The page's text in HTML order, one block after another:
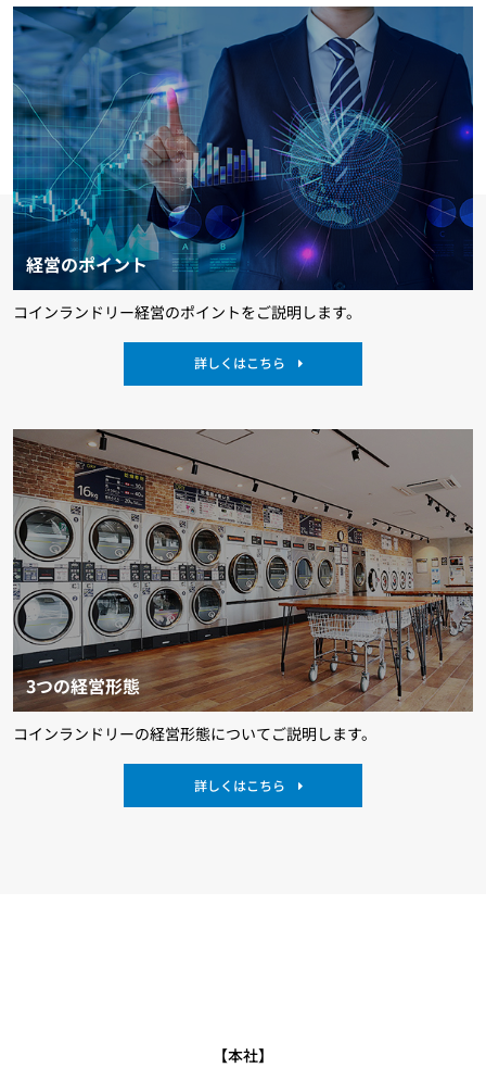
経営のポイント
コインランドリー経営のポイントをご説明します。
詳しくはこちら
3つの経営形態
コインランドリーの経営形態についてご説明します。
詳しくはこちら
【本社】